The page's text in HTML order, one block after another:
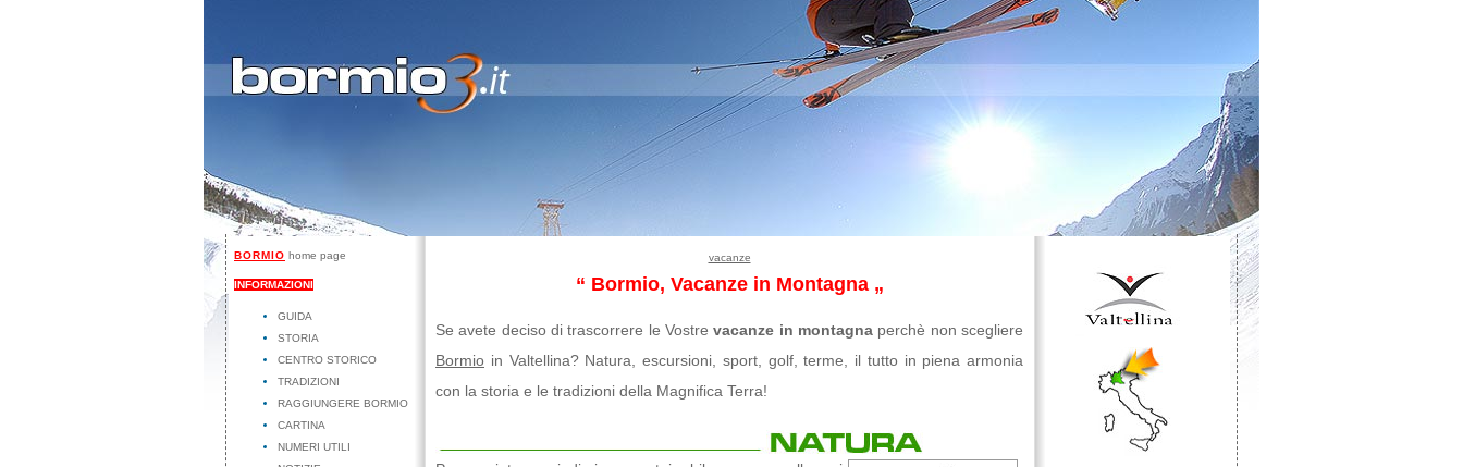
vacanze
“ Bormio, Vacanze in Montagna „
Se avete deciso di trascorrere le Vostrevacanze in montagna perchè non scegliere
Bormio in Valtellina? Natura, escursioni, sport, golf, terme, il tutto in piena armonia
con la storia e le tradizioni della Magnifica Terra!
BORMIO home page
INFORMAZIONI
GUIDA
STORIA
CENTRO STORICO
TRADIZIONI
RAGGIUNGERE BORMIO
CARTINA
NUMERI UTILI